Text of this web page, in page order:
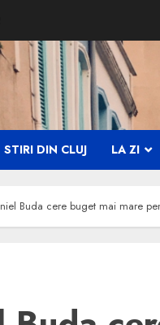
STIRI DIN CLUJ LA ZI
Buda cere buget mai mare